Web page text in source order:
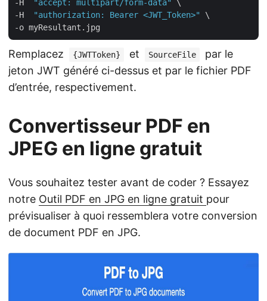
-H
"accept: multipart/form-data"
\
-H
"authorization: Bearer <JWT_Token>"
\
Remplacez {JWTToken} et SourceFile
par le
jeton JWT généré ci-dessus et par le fichier PDF
d’entrée, respectivement.
Convertisseur PDF en
JPEG en ligne gratuit
Vous souhaitez tester avant de coder ? Essayez
notre Outil PDF en JPG en ligne gratuit pour
prévisualiser à quoi ressemblera votre conversion
de document PDF en JPG.